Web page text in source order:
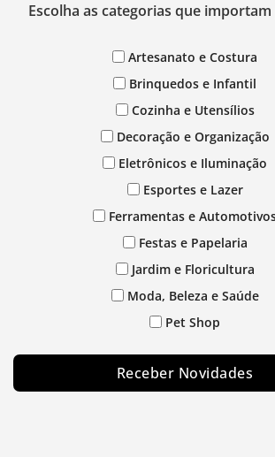
Escolha as categorias que
Artesanato e Costura
Brinquedos e Infantil
Cozinha e Utensílios
Decoração e Organização
Eletrônicos e Iluminação
Esportes e Lazer
Ferramentas e
Festas e Papelaria
Jardim e Floricultura
Moda, Beleza e Saúde
Pet Shop
Receber Novidades